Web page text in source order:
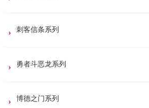
刺客信条系列
勇者斗恶龙系列
博德之门系列